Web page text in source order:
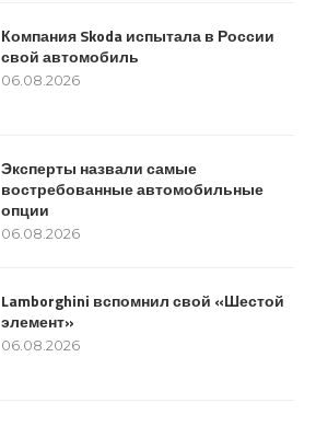
Компания Skoda испытала в России
свой автомобиль
06.08.2026
Эксперты назвали самые
востребованные автомобильные
опции
06.08.2026
Lamborghini вспомнил свой «Шестой
элемент»
06.08.2026